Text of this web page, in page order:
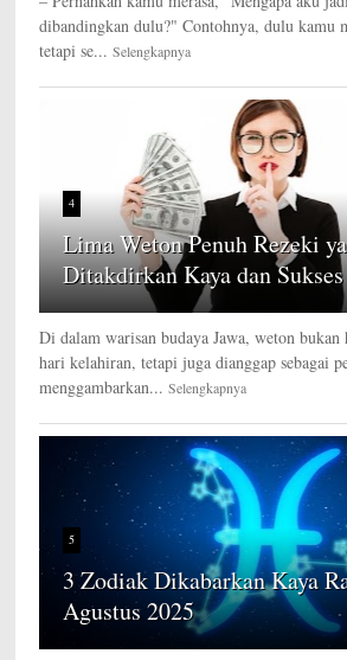
dibandingkan dulu?" Contohnya, dulu kamu
tetapi se... Selengkapnya
4
Lima Weton Penuh Rezeki
Ditakdirkan Kaya dan Sukses
Di dalam warisan budaya Jawa, weton bukan
hari kelahiran, tetapi juga dianggap sebagai
menggambarkan... Selengkapnya
5
3 Zodiak Dikabarkan Kaya
Agustus 2025